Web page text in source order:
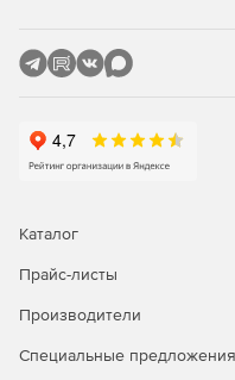
выполнять анализ и
«анализ» программа
завершении
полный обзор
сохраняемую под
Каталог
Прайс-листы
Производители
Специальные предложения